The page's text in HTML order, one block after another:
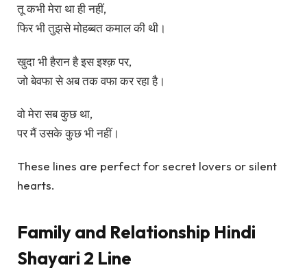
तू कभी मेरा था ही नहीं,
फिर भी तुझसे मोहब्बत कमाल की थी।
खुदा भी हैरान है इस इश्क़ पर,
जो बेवफा से अब तक वफा कर रहा है।
वो मेरा सब कुछ था,
पर मैं उसके कुछ भी नहीं।
These lines are perfect for secret lovers or silent
hearts.
Family and Relationship Hindi
Shayari 2 Line